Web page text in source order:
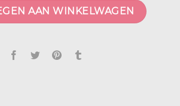
AAN WINKELWAGEN